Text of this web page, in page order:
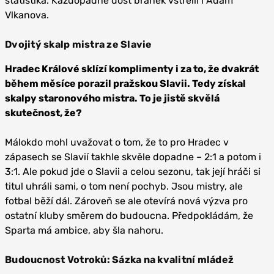
Vlkanova.
Dvojitý skalp mistra ze Slavie
Hradec Králové sklízí komplimenty i za to, že dvakrát
během měsíce porazil pražskou Slavii. Tedy získal
skalpy staronového mistra. To je jistě skvělá
skutečnost, že?
Málokdo mohl uvažovat o tom, že to pro Hradec v
zápasech se Slavií takhle skvěle dopadne – 2:1 a potom i
3:1. Ale pokud jde o Slavii a celou sezonu, tak její hráči si
titul uhráli sami, o tom není pochyb. Jsou mistry, ale
fotbal běží dál. Zároveň se ale otevírá nová výzva pro
ostatní kluby směrem do budoucna. Předpokládám, že
Sparta má ambice, aby šla nahoru.
Budoucnost Votroků: Sázka na kvalitní mládež